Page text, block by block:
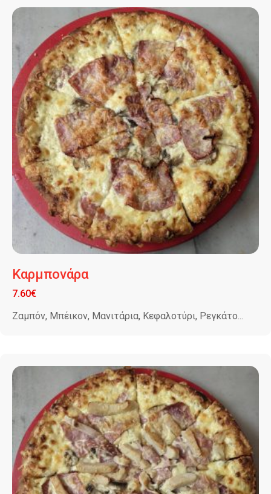
Καρμπονάρα
7.60€
Ζαμπόν, Μπέικον, Μανιτάρια, Κεφαλοτύρι, Ρεγκάτο...